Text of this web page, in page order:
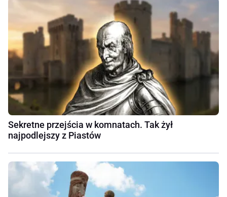
Sekretne przejścia w komnatach. Tak żył
najpodlejszy z Piastów